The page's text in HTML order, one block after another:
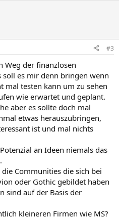
#3
Weg der finanzlosen
es mir denn bringen wenn
mal testen kann um zu sehen
wie erwartet und geplant.
aber es sollte doch mal
etwas herauszubringen,
ist und mal nichts
an Ideen niemals das
Communities die sich bei
oder Gothic gebildet haben
sind auf der Basis der
kleineren Firmen wie MS?